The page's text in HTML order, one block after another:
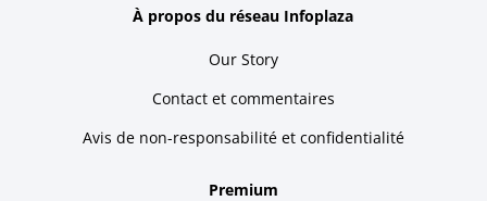
À propos du réseau Infoplaza
Our Story
Contact et commentaires
Avis de non-responsabilité et confidentialité
Premium